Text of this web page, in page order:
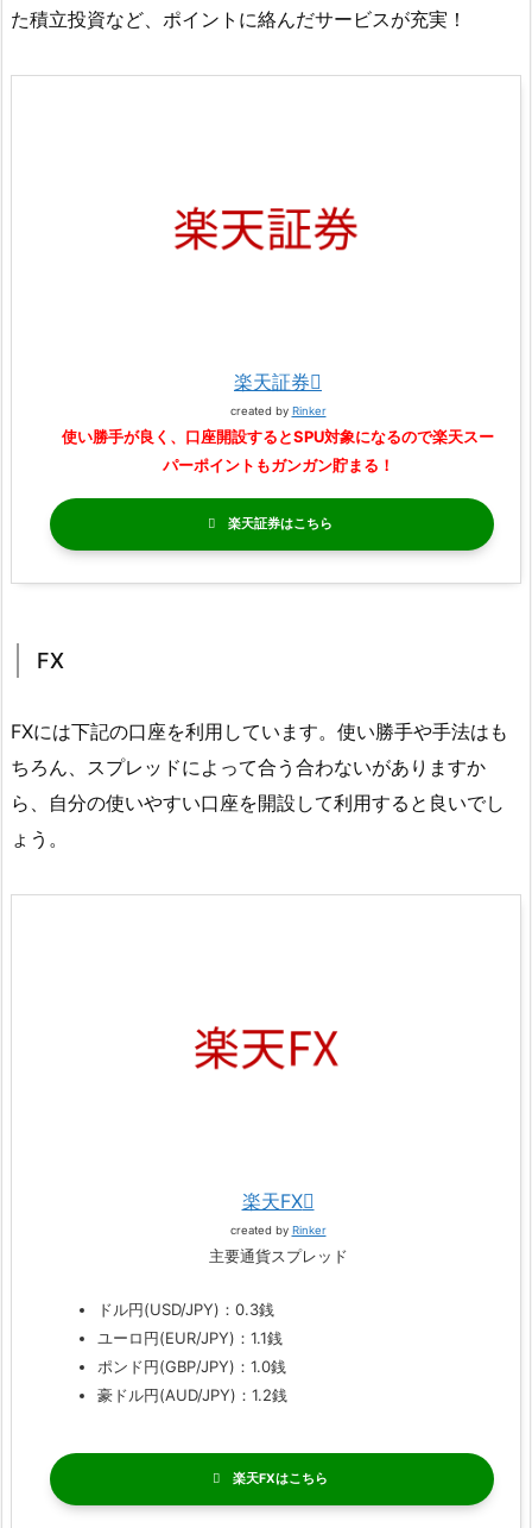
た積立投資など、ポイントに絡んだサービスが充実！
楽天証券
created by Rinker
使い勝手が良く、口座開設するとSPU対象になるので楽天スー
パーポイントもガンガン貯まる！
楽天証券
FX
FXには下記の口座を利用しています。使い勝手や手法はも
ちろん、スプレッドによって合う合わないがありますか
ら、自分の使いやすい口座を開設して利用すると良いでし
ょう。
楽天FX
created by Rinker
主要通貨スプレッド
ドル円(USD/JPY)：0.3銭
ユーロ円(EUR/JPY)：1.1銭
ポンド円(GBP/JPY)：1.0銭
豪ドル円(AUD/JPY)：1.2銭
楽天FX